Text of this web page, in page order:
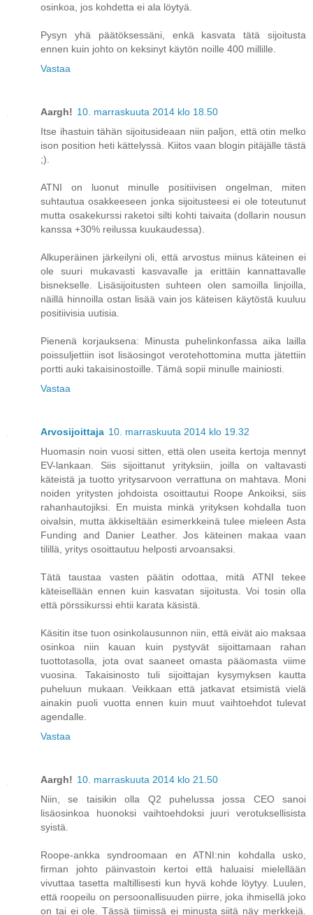
osinkoa, jos kohdetta ei ala löytyä.
Pysyn yhä päätöksessäni, enkä kasvata tätä sijoitusta
ennen kuin johto on keksinyt käytön noille 400 millille.
Vastaa
Aargh! 10. marraskuuta 2014 klo 18.50
Itse ihastuin tähän sijoitusideaan niin paljon, että otin melko
ison position heti kättelyssä. Kiitos vaan blogin pitäjälle tästä
;).
ATNI on luonut minulle positiivisen ongelman, miten
suhtautua osakkeeseen jonka sijoitusteesi ei ole toteutunut
mutta osakekurssi raketoi silti kohti taivaita (dollarin nousun
kanssa +30% reilussa kuukaudessa).
Alkuperäinen järkeilyni oli, että arvostus miinus käteinen ei
ole suuri mukavasti kasvavalle ja erittäin kannattavalle
bisnekselle. Lisäsijoitusten suhteen olen samoilla linjoilla,
näillä hinnoilla ostan lisää vain jos käteisen käytöstä kuuluu
positiivisia uutisia.
Pienenä korjauksena: Minusta puhelinkonfassa aika lailla
poissuljettiin isot lisäosingot verotehottomina mutta jätettiin
portti auki takaisinostoille. Tämä sopii minulle mainiosti.
Vastaa
Arvosijoittaja 10. marraskuuta 2014 klo 19.32
Huomasin noin vuosi sitten, että olen useita kertoja mennyt
EV-lankaan. Siis sijoittanut yrityksiin, joilla on valtavasti
käteistä ja tuotto yritysarvoon verrattuna on mahtava. Moni
noiden yritysten johdoista osoittautui Roope Ankoiksi, siis
rahanhautojiksi. En muista minkä yrityksen kohdalla tuon
oivalsin, mutta äkkiseltään esimerkkeinä tulee mieleen Asta
Funding and Danier Leather. Jos käteinen makaa vaan
tilillä, yritys osoittautuu helposti arvoansaksi.
Tätä taustaa vasten päätin odottaa, mitä ATNI tekee
käteisellään ennen kuin kasvatan sijoitusta. Voi tosin olla
että pörssikurssi ehtii karata käsistä.
Käsitin itse tuon osinkolausunnon niin, että eivät aio maksaa
osinkoa niin kauan kuin pystyvät sijoittamaan rahan
tuottotasolla, jota ovat saaneet omasta pääomasta viime
vuosina. Takaisinosto tuli sijoittajan kysymyksen kautta
puheluun mukaan. Veikkaan että jatkavat etsimistä vielä
ainakin puoli vuotta ennen kuin muut vaihtoehdot tulevat
agendalle.
Vastaa
Aargh! 10. marraskuuta 2014 klo 21.50
Niin, se taisikin olla Q2 puhelussa jossa CEO sanoi
lisäosinkoa huonoksi vaihtoehdoksi juuri verotuksellisista
syistä.
Roope-ankka syndroomaan en ATNI:nin kohdalla usko,
firman johto päinvastoin kertoi että haluaisi mielellään
vivuttaa tasetta maltillisesti kun hyvä kohde löytyy. Luulen,
että roopeilu on persoonallisuuden piirre, joka ihmisellä joko
on tai ei ole. Tässä tiimissä ei minusta siitä näy merkkejä.